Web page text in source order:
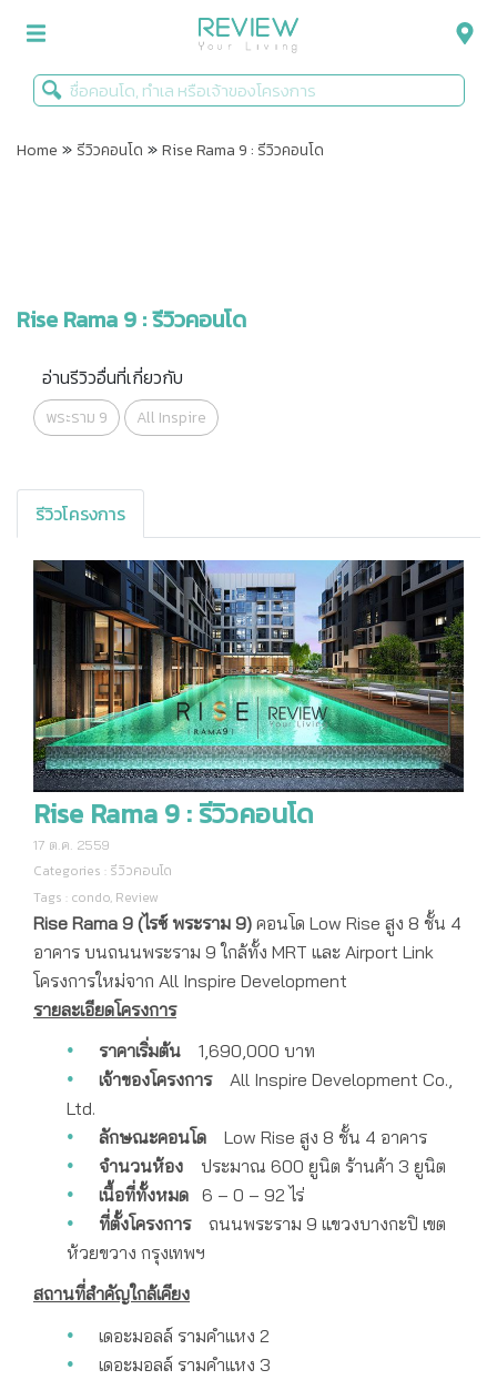
รีวิวคอนโด
Infographic
ข่าวโปรโมชั่น
Home » รีวิวคอนโด »Rise Rama 9 : รีวิวคอนโด
Rise Rama 9 : รีวิวคอนโด
อ่านรีวิวอื่นที่เกี่ยวกับ
พระราม 9 All Inspire
รีวิวโครงการ
Rise Rama 9 : รีวิวคอนโด
17 ต.ค. 2559
Categories : รีวิวคอนโด
Tags : condo, Review
Rise Rama 9 (ไรซ์ พระราม 9) คอนโด Low Rise สูง 8 ชั้น 4
อาคาร บนถนนพระราม 9 ใกล้ทั้ง MRT และ Airport Link
โครงการใหม่จาก All Inspire Development
รายละเอียดโครงการ
ราคาเริ่มต้น 1,690,000 บาท
เจ้าของโครงการAll Inspire Development Co.,
Ltd.
ลักษณะคอนโด Low Rise สูง 8 ชั้น 4 อาคาร
จำนวนห้อง ประมาณ 600 ยูนิต ร้านค้า 3 ยูนิต
เนื้อที่ทั้งหมด 6 – 0 – 92 ไร่
ที่ตั้งโครงการ ถนนพระราม 9 แขวงบางกะปิ เขต
ห้วยขวาง กรุงเทพฯ
สถานที่สำคัญใกล้เคียง
เดอะมอลล์ รามคำแหง 2
เดอะมอลล์ รามคำแหง 3